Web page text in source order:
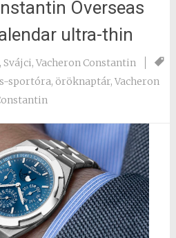
Overseas
ultra-thin
,Svájci,Vacheron Constantin
sportóra, öröknaptár,Vacheron